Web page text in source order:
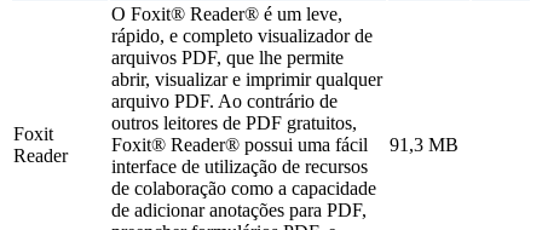
Foxit
Reader
O Foxit® Reader® é um leve,
rápido, e completo visualizador de
arquivos PDF, que lhe permite
abrir, visualizar e imprimir qualquer
arquivo PDF. Ao contrário de
outros leitores de PDF gratuitos,
Foxit® Reader® possui uma fácil
interface de utilização de recursos
de colaboração como a capacidade
de adicionar anotações para PDF,
91,3 MB